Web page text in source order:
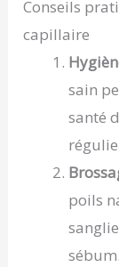
Conseils
capillaire
sain
santé
poils
sébum.